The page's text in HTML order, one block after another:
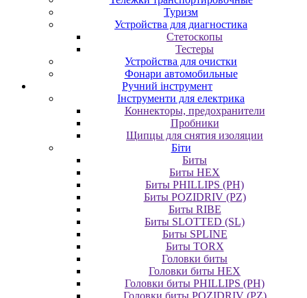
Туризм
Устройства для диагностика
Стетоскопы
Тестеры
Устройства для очистки
Фонари автомобильные
Ручний інструмент
Інструменти для електрика
Коннекторы, предохранители
Пробники
Щипцы для снятия изоляции
Біти
Биты
Биты HEX
Биты PHILLIPS (PH)
Биты POZIDRIV (PZ)
Биты RIBE
Биты SLOTTED (SL)
Биты SPLINE
Биты TORX
Головки биты
Головки биты HEX
Головки биты PHILLIPS (PH)
Головки биты POZIDRIV (PZ)